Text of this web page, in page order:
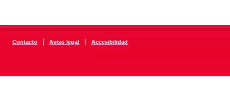
Contacto | Aviso legal | Accesibilidad